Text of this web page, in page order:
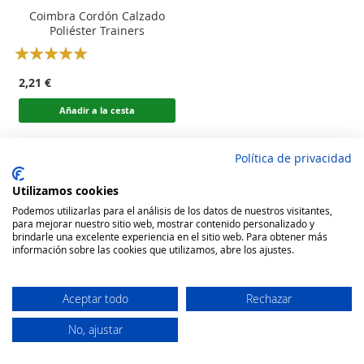
Coimbra Cordón Calzado
Poliéster Trainers
Rating:
2,21 €
Añadir a la cesta
Política de privacidad
Utilizamos cookies
Podemos utilizarlas para el análisis de los datos de nuestros visitantes,
para mejorar nuestro sitio web, mostrar contenido personalizado y
brindarle una excelente experiencia en el sitio web. Para obtener más
información sobre las cookies que utilizamos, abre los ajustes.
Aceptar todo Rechazar
No, ajustar